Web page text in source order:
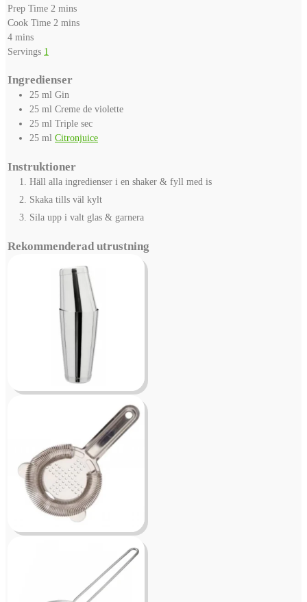
Prep Time 2 minutes
mins
Cook Time 2 minutes
mins
4minutes
mins
Servings 1
Ingredienser
25 ml Gin
25 ml Creme de violette
25 ml Triple sec
25 ml Citronjuice
Instruktioner
Häll alla ingredienser i en shaker & fyll med is
Skaka tills väl kylt
Sila upp i valt glas & garnera
Rekommenderad utrustning